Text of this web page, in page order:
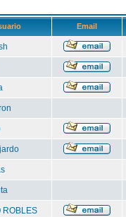
Email
ROBLES